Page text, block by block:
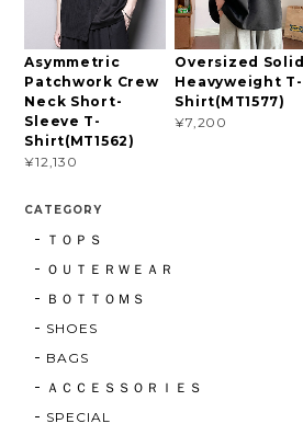
Asymmetric
Patchwork Crew
Neck Short-
Sleeve T-
Shirt(MT1562)
¥12,130
Oversized Solid
Heavyweight T-
Shirt(MT1577)
¥7,200
CATEGORY
ＴＯＰＳ
ＯＵＴＥＲＷＥＡＲ
ＢＯＴＴＯＭＳ
SHOES
BAGS
ＡＣＣＥＳＳＯＲＩＥＳ
SPECIAL